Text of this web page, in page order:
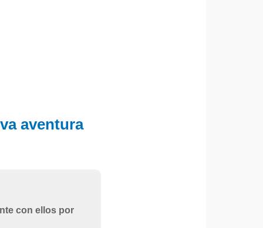
aventura
con ellos por